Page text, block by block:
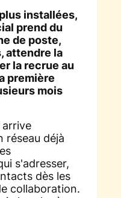
installées,
prend du
de poste,
attendre la
la recrue au
première
mois
réseau déjà
s'adresser,
dès les
collaboration.